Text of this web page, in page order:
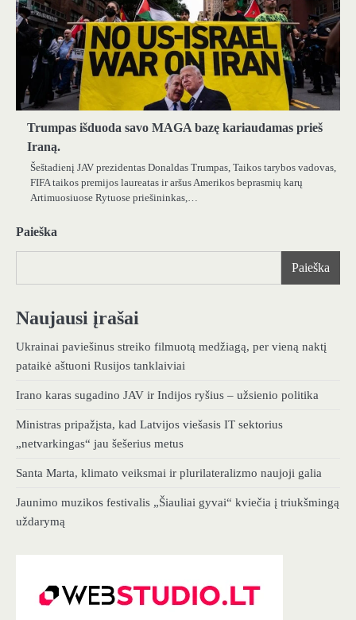
Trumpas išduoda savo MAGA bazę kariaudamas prieš
Iraną.
Šeštadienį JAV prezidentas Donaldas Trumpas, Taikos tarybos vadovas,
FIFA taikos premijos laureatas ir aršus Amerikos beprasmių karų
Artimuosiuose Rytuose priešininkas,…
Paieška
Paieška
Naujausi įrašai
Ukrainai paviešinus streiko filmuotą medžiagą, per vieną naktį
pataikė aštuoni Rusijos tanklaiviai
Irano karas sugadino JAV ir Indijos ryšius – užsienio politika
Ministras pripažįsta, kad Latvijos viešasis IT sektorius
„netvarkingas“ jau šešerius metus
Santa Marta, klimato veiksmai ir plurilateralizmo naujoji galia
Jaunimo muzikos festivalis „Šiauliai gyvai“ kviečia į triukšmingą
uždarymą